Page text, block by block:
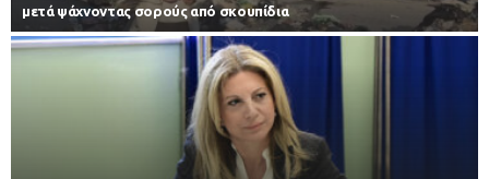
μετά ψάχνοντας σορούς από σκουπίδια